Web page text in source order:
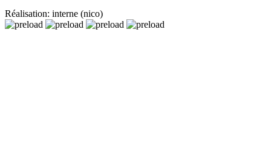
Réalisation: interne (nico)